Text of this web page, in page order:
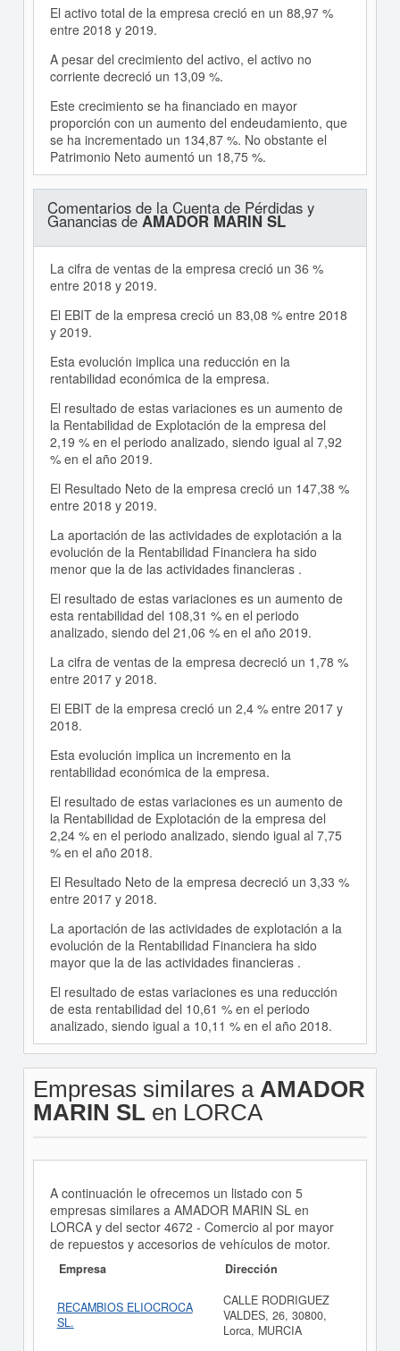
El activo total de la empresa creció en un 88,97 %
entre 2018 y 2019.
A pesar del crecimiento del activo, el activo no
corriente decreció un 13,09 %.
Este crecimiento se ha financiado en mayor
proporción con un aumento del endeudamiento, que
se ha incrementado un 134,87 %. No obstante el
Patrimonio Neto aumentó un 18,75 %.
Comentarios de la Cuenta de Pérdidas y
Ganancias deAMADOR MARIN SL
La cifra de ventas de la empresa creció un 36 %
entre 2018 y 2019.
El EBIT de la empresa creció un 83,08 % entre 2018
y 2019.
Esta evolución implica una reducción en la
rentabilidad económica de la empresa.
El resultado de estas variaciones es un aumento de
la Rentabilidad de Explotación de la empresa del
2,19 % en el periodo analizado, siendo igual al 7,92
% en el año 2019.
El Resultado Neto de la empresa creció un 147,38 %
entre 2018 y 2019.
La aportación de las actividades de explotación a la
evolución de la Rentabilidad Financiera ha sido
menor que la de las actividades financieras .
El resultado de estas variaciones es un aumento de
esta rentabilidad del 108,31 % en el periodo
analizado, siendo del 21,06 % en el año 2019.
La cifra de ventas de la empresa decreció un 1,78 %
entre 2017 y 2018.
El EBIT de la empresa creció un 2,4 % entre 2017 y
2018.
Esta evolución implica un incremento en la
rentabilidad económica de la empresa.
El resultado de estas variaciones es un aumento de
la Rentabilidad de Explotación de la empresa del
2,24 % en el periodo analizado, siendo igual al 7,75
% en el año 2018.
El Resultado Neto de la empresa decreció un 3,33 %
entre 2017 y 2018.
La aportación de las actividades de explotación a la
evolución de la Rentabilidad Financiera ha sido
mayor que la de las actividades financieras .
El resultado de estas variaciones es una reducción
de esta rentabilidad del 10,61 % en el periodo
analizado, siendo igual a 10,11 % en el año 2018.
Empresas similares a AMADOR
MARIN SL en LORCA
A continuación le ofrecemos un listado con 5
empresas similares a AMADOR MARIN SL en
LORCA y del sector 4672 - Comercio al por mayor
de repuestos y accesorios de vehículos de motor.
Empresa Dirección
RECAMBIOS ELIOCROCA
SL.
CALLE RODRIGUEZ
VALDES, 26, 30800,
Lorca, MURCIA